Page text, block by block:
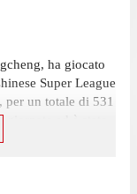
ha giocato
Super League
per un totale di 531
ed è stato
9 occasioni.
Beijing